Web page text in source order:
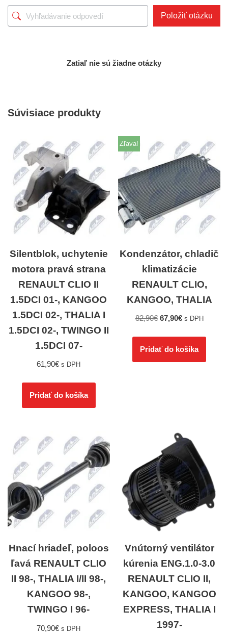
Položiť otázku
Zatiaľ nie sú žiadne otázky
Súvisiace produkty
Silentblok, uchytenie
motora pravá strana
RENAULT CLIO II
1.5DCI 01-, KANGOO
1.5DCI 02-, THALIA I
1.5DCI 02-, TWINGO II
1.5DCI 07-
61,90€ s DPH
Pridať do košíka
Zľava!
Kondenzátor, chladič
klimatizácie
RENAULT CLIO,
KANGOO, THALIA
82,90€ 67,90€ s DPH
Pridať do košíka
Hnací hriadeľ, poloos
ľavá RENAULT CLIO
II 98-, THALIA I/II 98-,
KANGOO 98-,
TWINGO I 96-
70,90€ s DPH
Vnútorný ventilátor
kúrenia ENG.1.0-3.0
RENAULT CLIO II,
KANGOO, KANGOO
EXPRESS, THALIA I
1997-